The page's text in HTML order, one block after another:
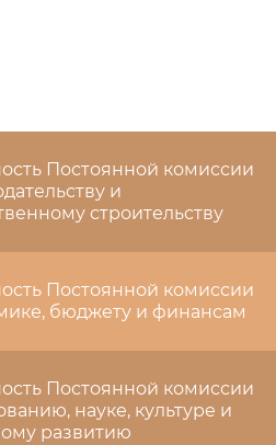
Постоянной комиссии
и
строительству
Постоянной комиссии
бюджету и финансам
Постоянной комиссии
науке, культуре и
развитию